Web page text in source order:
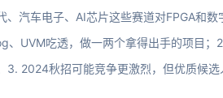
、汽车电子、AI芯片这些赛道对FPGA和
、UVM吃透，做一两个拿得出手的项目
3. 2024秋招可能竞争更激烈，但优质候选